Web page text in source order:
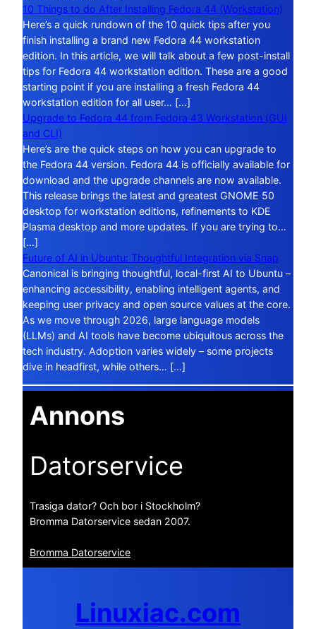
10 Things to do After Installing Fedora 44 (Workstation)
Here’s a quick rundown of the 10 quick tips after you
finish installing a brand new Fedora 44 workstation
edition. In this article, we will talk about a few post-install
tips for Fedora 44 workstation edition. These are a good
starting point if you are installing a fresh Fedora 44
workstation edition for all user… […]
Upgrade to Fedora 44 from Fedora 43 Workstation (GUI
and CLI)
Here’s are the quick steps on how you can upgrade to
the Fedora 44 version. Fedora 44 is officially available for
download and the upgrade channels are now available.
This release brings the latest and greatest GNOME 50
desktop for workstation editions, refinements to KDE
Plasma desktop and more updates. If you are trying to…
[…]
Future of AI in Ubuntu: Thoughtful Integration via Snap
Canonical is bringing thoughtful, local-first AI to Ubuntu –
enhancing accessibility, enabling intelligent agents, and
keeping user privacy and open source values at the core.
As we move through 2026, large language models
(LLMs) and AI tools have become ubiquitous across the
tech industry. Adoption varies widely – some projects
dive in headfirst, while others… […]
Annons
Datorservice
Trasiga dator? Och bor i Stockholm?
Bromma Datorservice sedan 2007.
Bromma Datorservice
Linuxiac.com